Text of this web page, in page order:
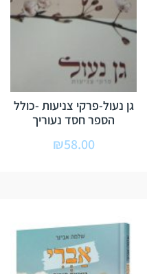
גן נעול-פרקי צניעות -כולל
הספר חסד נעוריך
₪58.00